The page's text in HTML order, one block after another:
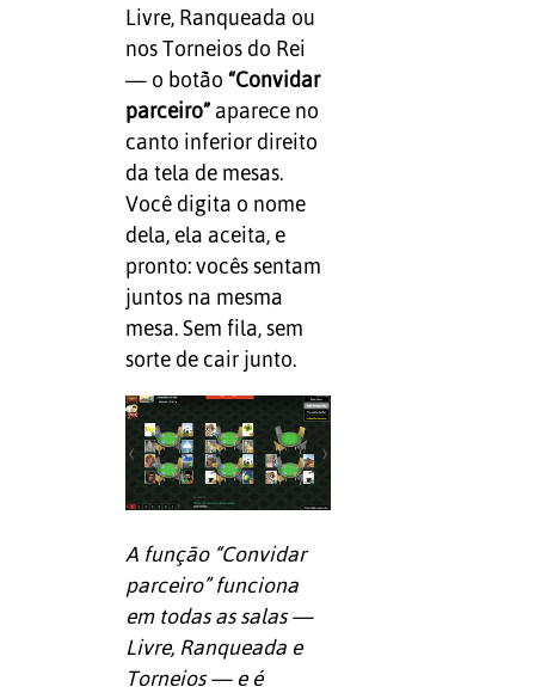
Livre, Ranqueada ou
nos Torneios do Rei
— o botão “Convidar
parceiro”aparece no
canto inferior direito
da tela de mesas.
Você digita o nome
dela, ela aceita, e
pronto: vocês sentam
juntos na mesma
mesa. Sem fila, sem
sorte de cair junto.
A função “Convidar
parceiro” funciona
em todas as salas —
Livre, Ranqueada e
Torneios — e é